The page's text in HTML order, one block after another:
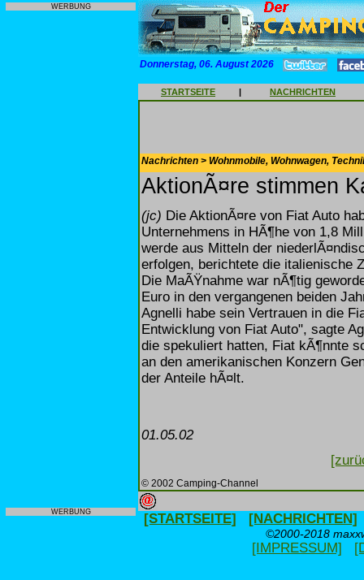
WERBUNG
WERBUNG
Donnerstag, 06. August 2026
STARTSEITE | NACHRICHTEN
Nachrichten > Wohnmobile, Wohnwagen,
AktionÃ¤re stimmen
(jc) Die AktionÃ¤re von Fiat Auto
Unternehmens in HÃ¶he von 1,8
werde aus Mitteln der
erfolgen, berichtete die italienische
Die MaÃŸnahme war nÃ¶tig
Euro in den vergangenen beiden
Agnelli habe sein Vertrauen in die
Entwicklung von Fiat Auto", sagte
die spekuliert hatten, Fiat kÃ¶nnte
an den amerikanischen Konzern
der Anteile hÃ¤lt.
01.05.02
© 2002 Camping-Channel
[STARTSEITE] [NACHRICHTEN]
©2000-2018
[IMPRESSUM]